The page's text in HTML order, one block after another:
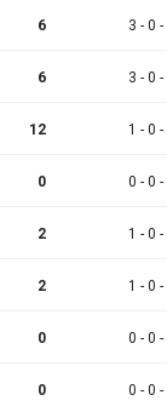
6 3 - 0 -
6 3 - 0 -
12 1 - 0 -
0 0 - 0 -
2 1 - 0 -
2 1 - 0 -
0 0 - 0 -
0 0 - 0 -